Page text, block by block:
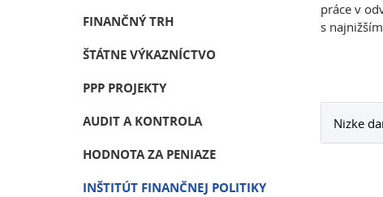
práce v
s
Nizke
FINANČNÝ TRH
ŠTÁTNE VÝKAZNÍCTVO
PPP PROJEKTY
AUDIT A KONTROLA
HODNOTA ZA PENIAZE
INŠTITÚT FINANČNEJ POLITIKY